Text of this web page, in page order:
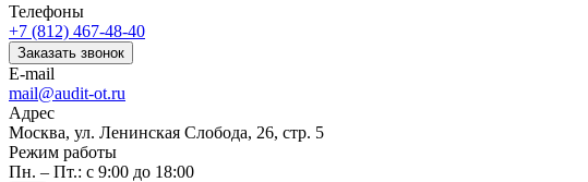
Телефоны
+7 (812) 467-48-40
Заказать звонок
E-mail
mail@audit-ot.ru
Адрес
Москва, ул. Ленинская Слобода, 26, стр. 5
Режим работы
Пн. – Пт.: с 9:00 до 18:00